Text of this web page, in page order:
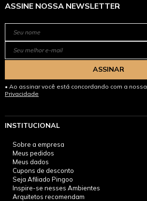
ASSINE NOSSA NEWSLETTER
ASSINAR
Ao assinar você está concordando com a nossa
Privacidade
INSTITUCIONAL
Sobre a empresa
Meus pedidos
Meus dados
Cupons de desconto
Seja Afiliado Pingoo
Inspire-se nesses Ambientes
Arquitetos recomendam